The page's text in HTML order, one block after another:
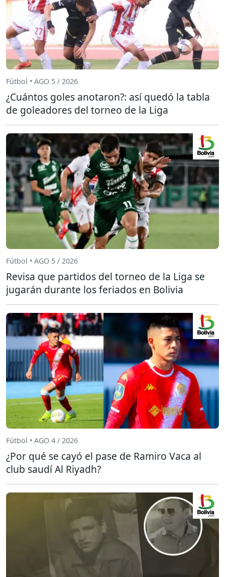
Fútbol • AGO 5 / 2026
¿Cuántos goles anotaron?: así quedó la tabla
de goleadores del torneo de la Liga
Fútbol • AGO 5 / 2026
Revisa que partidos del torneo de la Liga se
jugarán durante los feriados en Bolivia
Fútbol • AGO 4 / 2026
¿Por qué se cayó el pase de Ramiro Vaca al
club saudí Al Riyadh?